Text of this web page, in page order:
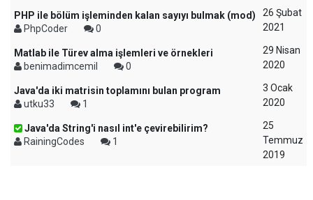
PHP ile bölüm işleminden kalan sayıyı bulmak (mod)
PhpCoder
0
26 Şubat
2021
Matlab ile Türev alma işlemleri ve örnekleri
benimadimcemil
0
29 Nisan
2020
Java'da iki matrisin toplamını bulan program
utku33
1
3 Ocak
2020
Java'da String'i nasıl int'e çevirebilirim?
RainingCodes
1
25
Temmuz
2019